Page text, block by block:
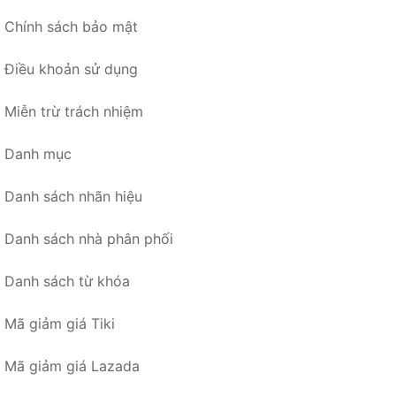
Chính sách bảo mật
Điều khoản sử dụng
Miễn trừ trách nhiệm
Danh mục
Danh sách nhãn hiệu
Danh sách nhà phân phối
Danh sách từ khóa
Mã giảm giá Tiki
Mã giảm giá Lazada